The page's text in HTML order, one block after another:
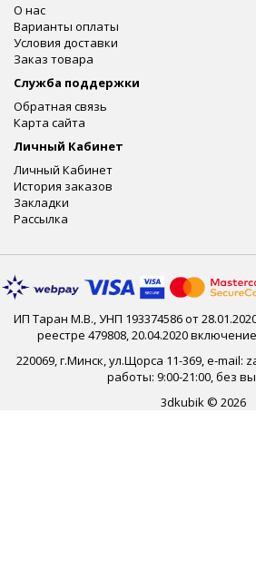
О нас
Варианты оплаты
Условия доставки
Заказ товара
Служба поддержки
Обратная связь
Карта сайта
Личный Кабинет
Личный Кабинет
История заказов
Закладки
Рассылка
ИП Таран М.В., УНП 193374586 от
реестре 479808, 20.04.2020
220069, г.Минск, ул.Щорса 11-369, e-mail:
работы: 9:00-21:00, без
3dkubik © 2026